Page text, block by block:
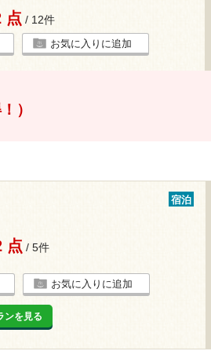
点 / 12件
お気に入りに追加
）
宿泊
点 / 5件
お気に入りに追加
ンを見る